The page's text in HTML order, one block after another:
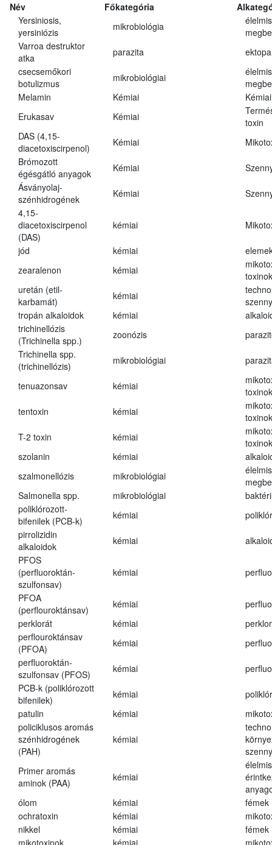
Név Főkategória
Yersiniosis,
yersiniózis
mikrobiológia
Varroa destruktor
atka
parazita
csecsemőkori
botulizmus
mikrobiológiai
Melamin
Kémiai
Kémiai
Erukasav
Kémiai
toxin
DAS (4,15-
diacetoxiscirpenol)
Kémiai
Brómozott
égésgátló anyagok
Kémiai
Ásványolaj-
szénhidrogének
Kémiai
4,15-
diacetoxiscirpenol
(DAS)
kémiai
jód kémiai
zearalenon
kémiai
toxinok
uretán (etil-
karbamát)
kémiai
tropán alkaloidok
kémiai
trichinellózis
(Trichinella spp.)
zoonózis
Trichinella spp.
(trichinellózis)
mikrobiológiai
tenuazonsav kémiai
toxinok
tentoxin
kémiai
toxinok
T-2 toxin
kémiai
toxinok
szolanin
kémiai
szalmonellózis
mikrobiológiai
Salmonella spp.
mikrobiológiai
poliklórozott-
bifenilek (PCB-k)
kémiai
pirrolizidin
alkaloidok
kémiai
PFOS
(perfluoroktán-
szulfonsav)
kémiai
PFOA
(perflouroktánsav)
kémiai
perklorát
kémiai
perflouroktánsav
(PFOA)
kémiai
perfluoroktán-
szulfonsav (PFOS)
kémiai
PCB-k (poliklórozott
bifenilek)
kémiai
patulin
kémiai
policiklusos aromás
szénhidrogének
(PAH)
kémiai
Primer aromás
aminok (PAA)
kémiai
ólom
kémiai
fémek
ochratoxin
kémiai
nikkel
kémiai
fémek